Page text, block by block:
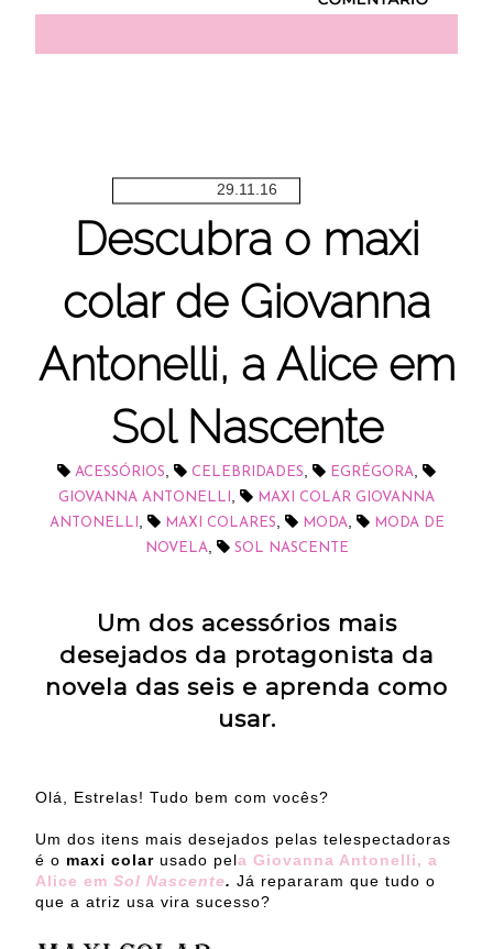
29.11.16
Descubra o maxi
colar de Giovanna
Antonelli, a Alice em
Sol Nascente
ACESSÓRIOS CELEBRIDADES EGRÉGORA
GIOVANNA ANTONELLI
MAXI COLAR GIOVANNA
ANTONELLI
MAXI COLARES MODA
MODA DE
NOVELA
SOL NASCENTE
Um dos acessórios mais
desejados da protagonista da
novela das seis e aprenda como
usar.
Olá, Estrelas! Tudo bem com vocês?
Um dos itens mais desejados pelas telespectadoras
é o maxi colar usado pela Giovanna Antonelli, a
Alice em Sol Nascente. Já repararam que tudo o
que a atriz usa vira sucesso?